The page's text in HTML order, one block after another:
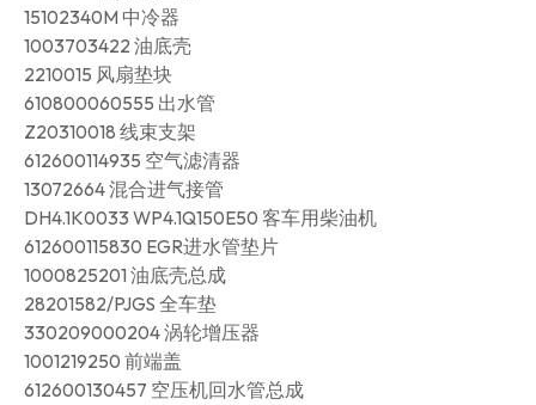
15102340M 中冷器
1003703422 油底壳
2210015 风扇垫块
610800060555 出水管
Z20310018 线束支架
612600114935 空气滤清器
13072664 混合进气接管
DH4.1K0033 WP4.1Q150E50 客车用柴油机
612600115830 EGR进水管垫片
1000825201 油底壳总成
28201582/PJGS 全车垫
330209000204 涡轮增压器
1001219250 前端盖
612600130457 空压机回水管总成